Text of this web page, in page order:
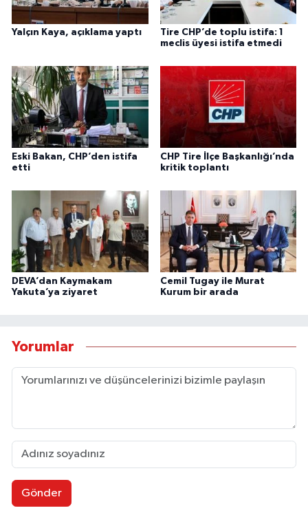
Yalçın Kaya, açıklama yaptı
Tire CHP’de toplu istifa: 1
meclis üyesi istifa etmedi
Eski Bakan, CHP’den istifa
etti
CHP Tire İlçe Başkanlığı’nda
kritik toplantı
DEVA’dan Kaymakam
Yakuta’ya ziyaret
Cemil Tugay ile Murat
Kurum bir arada
Yorumlar
Gönder